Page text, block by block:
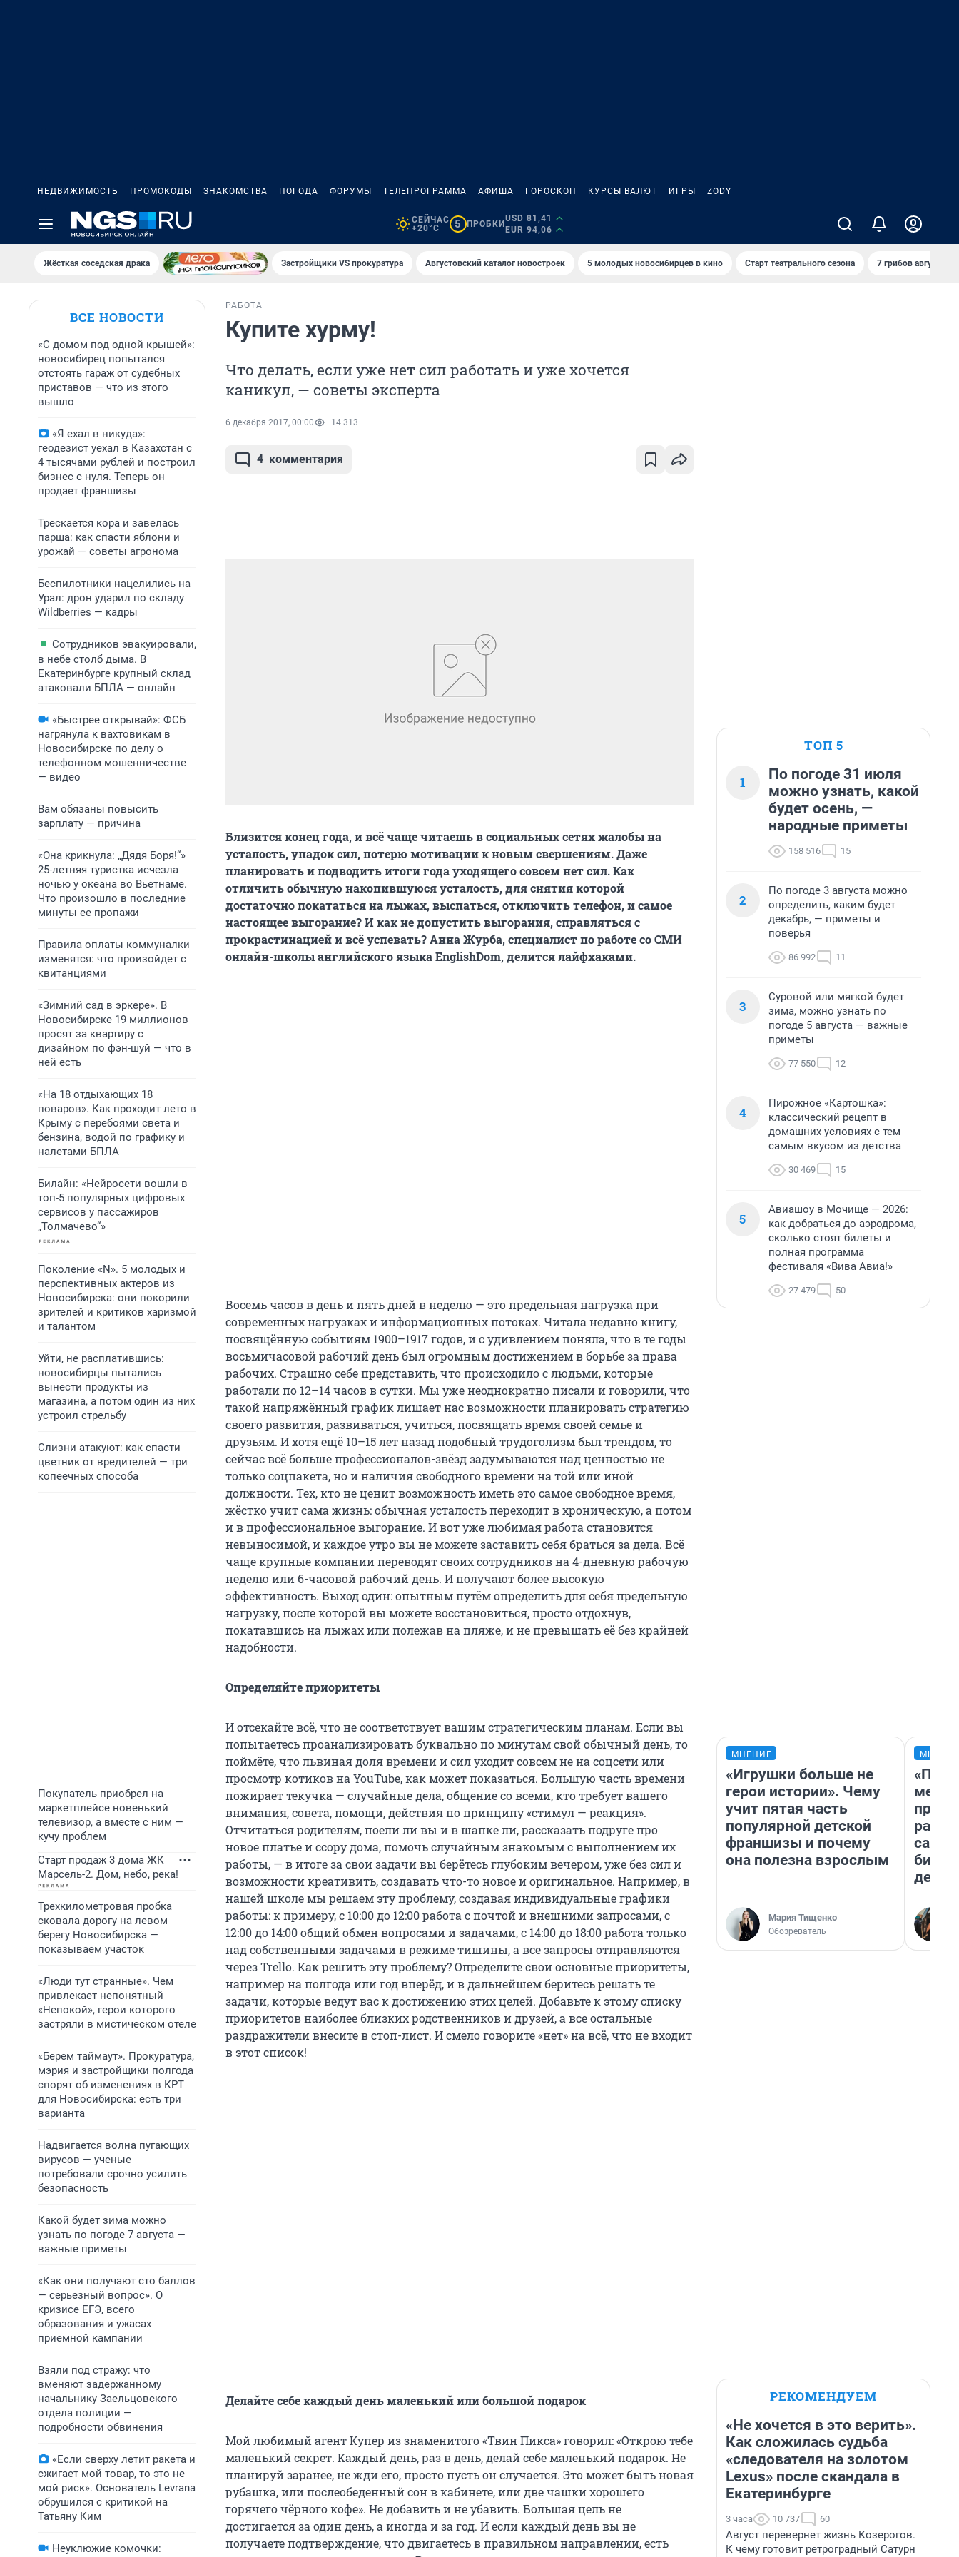
НЕДВИЖИМОСТЬ ПРОМОКОДЫ ЗНАКОМСТВА ПОГОДА ФОРУМЫ ТЕЛЕПРОГРАММА АФИША ГОРОСКОП КУРСЫ ВАЛЮТ ИГРЫ ZODY
СЕЙЧАС
+20°C
5 ПРОБКИ
USD 81,41
EUR 94,06
Жёсткая соседская драка Застройщики VS прокуратура Августовский каталог новостроек 5 молодых новосибирцев в кино Старт театрального сезона 7 грибов августа
ВСЕ НОВОСТИ
«С домом под одной крышей»:
новосибирец попытался
отстоять гараж от судебных
приставов — что из этого
вышло
«Я ехал в никуда»:
геодезист уехал в Казахстан с
4 тысячами рублей и построил
бизнес с нуля. Теперь он
продает франшизы
Трескается кора и завелась
парша: как спасти яблони и
урожай — советы агронома
Беспилотники нацелились на
Урал: дрон ударил по складу
Wildberries — кадры
Сотрудников эвакуировали,
в небе столб дыма. В
Екатеринбурге крупный склад
атаковали БПЛА — онлайн
«Быстрее открывай»: ФСБ
нагрянула к вахтовикам в
Новосибирске по делу о
телефонном мошенничестве
— видео
Вам обязаны повысить
зарплату — причина
«Она крикнула: „Дядя Боря!“»
25-летняя туристка исчезла
ночью у океана во Вьетнаме.
Что произошло в последние
минуты ее пропажи
Правила оплаты коммуналки
изменятся: что произойдет с
квитанциями
«Зимний сад в эркере». В
Новосибирске 19 миллионов
просят за квартиру с
дизайном по фэн-шуй — что в
ней есть
«На 18 отдыхающих 18
поваров». Как проходит лето в
Крыму с перебоями света и
бензина, водой по графику и
налетами БПЛА
Билайн: «Нейросети вошли в
топ-5 популярных цифровых
сервисов у пассажиров
„Толмачево“»
Поколение «N». 5 молодых и
перспективных актеров из
Новосибирска: они покорили
зрителей и критиков харизмой
и талантом
Уйти, не расплатившись:
новосибирцы пытались
вынести продукты из
магазина, а потом один из них
устроил стрельбу
Слизни атакуют: как спасти
цветник от вредителей — три
копеечных способа
Покупатель приобрел на
маркетплейсе новенький
телевизор, а вместе с ним —
кучу проблем
Старт продаж 3 дома ЖК
Марсель-2. Дом, небо, река!
Трехкилометровая пробка
сковала дорогу на левом
берегу Новосибирска —
показываем участок
«Люди тут странные». Чем
привлекает непонятный
«Непокой», герои которого
застряли в мистическом отеле
«Берем таймаут». Прокуратура,
мэрия и застройщики полгода
спорят об изменениях в КРТ
для Новосибирска: есть три
варианта
Надвигается волна пугающих
вирусов — ученые
потребовали срочно усилить
безопасность
Какой будет зима можно
узнать по погоде 7 августа —
важные приметы
«Как они получают сто баллов
— серьезный вопрос». О
кризисе ЕГЭ, всего
образования и ужасах
приемной кампании
Взяли под стражу: что
вменяют задержанному
начальнику Заельцовского
отдела полиции —
подробности обвинения
«Если сверху летит ракета и
сжигает мой товар, то это не
мой риск». Основатель Levrana
обрушился с критикой на
Татьяну Ким
Неуклюжие комочки:
РАБОТА
Купите хурму!
Что делать, если уже нет сил работать и уже хочется
каникул, — советы эксперта
6 декабря 2017, 00:00 14 313
4 комментария
Близится конец года, и всё чаще читаешь в социальных сетях жалобы на
усталость, упадок сил, потерю мотивации к новым свершениям. Даже
планировать и подводить итоги года уходящего совсем нет сил. Как
отличить обычную накопившуюся усталость, для снятия которой
достаточно покататься на лыжах, выспаться, отключить телефон, и самое
настоящее выгорание? И как не допустить выгорания, справляться с
прокрастинацией и всё успевать? Анна Журба, специалист по работе со СМИ
онлайн-школы английского языка EnglishDom, делится лайфхаками.
Восемь часов в день и пять дней в неделю — это предельная нагрузка при
современных нагрузках и информационных потоках. Читала недавно книгу,
посвящённую событиям 1900–1917 годов, и с удивлением поняла, что в те годы
восьмичасовой рабочий день был огромным достижением в борьбе за права
рабочих. Страшно себе представить, что происходило с людьми, которые
работали по 12–14 часов в сутки. Мы уже неоднократно писали и говорили, что
такой напряжённый график лишает нас возможности планировать стратегию
своего развития, развиваться, учиться, посвящать время своей семье и
друзьям. И хотя ещё 10–15 лет назад подобный трудоголизм был трендом, то
сейчас всё больше профессионалов-звёзд задумываются над ценностью не
только соцпакета, но и наличия свободного времени на той или иной
должности. Тех, кто не ценит возможность иметь это самое свободное время,
жёстко учит сама жизнь: обычная усталость переходит в хроническую, а потом
и в профессиональное выгорание. И вот уже любимая работа становится
невыносимой, и каждое утро вы не можете заставить себя браться за дела. Всё
чаще крупные компании переводят своих сотрудников на 4-дневную рабочую
неделю или 6-часовой рабочий день. И получают более высокую
эффективность. Выход один: опытным путём определить для себя предельную
нагрузку, после которой вы можете восстановиться, просто отдохнув,
покатавшись на лыжах или полежав на пляже, и не превышать её без крайней
надобности.
Определяйте приоритеты
И отсекайте всё, что не соответствует вашим стратегическим планам. Если вы
попытаетесь проанализировать буквально по минутам свой обычный день, то
поймёте, что львиная доля времени и сил уходит совсем не на соцсети или
просмотр котиков на YouTube, как может показаться. Большую часть времени
пожирает текучка — случайные дела, общение со всеми, кто требует вашего
внимания, совета, помощи, действия по принципу «стимул — реакция».
Отчитаться родителям, поели ли вы и в шапке ли, рассказать подруге про
новое платье и ссору дома, помочь случайным знакомым с выполнением их
работы, — в итоге за свои задачи вы берётесь глубоким вечером, уже без сил и
возможности креативить, создавать что-то новое и оригинальное. Например, в
нашей школе мы решаем эту проблему, создавая индивидуальные графики
работы: к примеру, с 10:00 до 12:00 работа с почтой и внешними запросами, с
12:00 до 14:00 общий обмен вопросами и задачами, с 14:00 до 18:00 работа только
над собственными задачами в режиме тишины, а все запросы отправляются
через Trello. Как решить эту проблему? Определите свои основные приоритеты,
например на полгода или год вперёд, и в дальнейшем беритесь решать те
задачи, которые ведут вас к достижению этих целей. Добавьте к этому списку
приоритетов наиболее близких родственников и друзей, а все остальные
раздражители внесите в стоп-лист. И смело говорите «нет» на всё, что не входит
в этот список!
Делайте себе каждый день маленький или большой подарок
Мой любимый агент Купер из знаменитого «Твин Пикса» говорил: «Открою тебе
маленький секрет. Каждый день, раз в день, делай себе маленький подарок. Не
планируй заранее, не жди его, просто пусть он случается. Это может быть новая
рубашка, или послеобеденный сон в кабинете, или две чашки хорошего
горячего чёрного кофе». Не добавить и не убавить. Большая цель не
достигается за один день, а иногда и за год. И если каждый день вы не
получаете подтверждение, что двигаетесь в правильном направлении, есть
ТОП 5
1
По погоде 31 июля
можно узнать, какой
будет осень, —
народные приметы
158 516 15
2
По погоде 3 августа можно
определить, каким будет
декабрь, — приметы и
поверья
86 992 11
3
Суровой или мягкой будет
зима, можно узнать по
погоде 5 августа — важные
приметы
77 550 12
4
Пирожное «Картошка»:
классический рецепт в
домашних условиях с тем
самым вкусом из детства
30 469 15
5
Авиашоу в Мочище — 2026:
как добраться до аэродрома,
сколько стоят билеты и
полная программа
фестиваля «Вива Авиа!»
27 479 50
МНЕНИЕ
«Игрушки больше не
герои истории». Чему
учит пятая часть
популярной детской
франшизы и почему
она полезна взрослым
Мария Тищенко
Обозреватель
РЕКОМЕНДУЕМ
«Не хочется в это верить».
Как сложилась судьба
«следователя на золотом
Lexus» после скандала в
Екатеринбурге
3 часа 10 737 60
Август перевернет жизнь Козерогов.
К чему готовит ретроградный Сатурн